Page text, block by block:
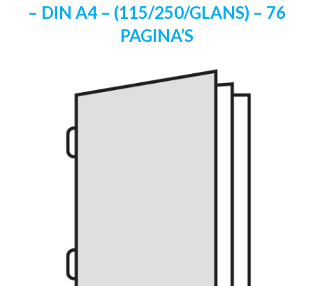
– DIN A4 – (115/250/GLANS) – 76
PAGINA’S